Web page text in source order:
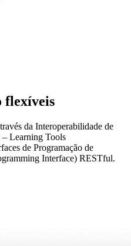
flexíveis
da Interoperabilidade de
– Learning Tools
de Programação de
Interface) RESTful.